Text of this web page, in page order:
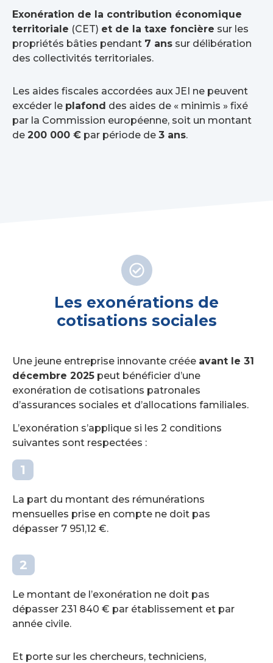
Exonération de la contribution économique
territoriale (CET) et de la taxe foncière sur les
propriétés bâties pendant 7 ans sur délibération
des collectivités territoriales.
Les aides fiscales accordées aux JEI ne peuvent
excéder le plafond des aides de « minimis » fixé
par la Commission européenne, soit un montant
de 200 000 € par période de 3 ans.
Les exonérations de
cotisations sociales
Une jeune entreprise innovante créée avant le 31
décembre 2025 peut bénéficier d’une
exonération de cotisations patronales
d’assurances sociales et d’allocations familiales.
L’exonération s’applique si les 2 conditions
suivantes sont respectées :
La part du montant des rémunérations
mensuelles prise en compte ne doit pas
dépasser 7 951,12 €.
Le montant de l’exonération ne doit pas
dépasser 231 840 € par établissement et par
année civile.
Et porte sur les chercheurs, techniciens,